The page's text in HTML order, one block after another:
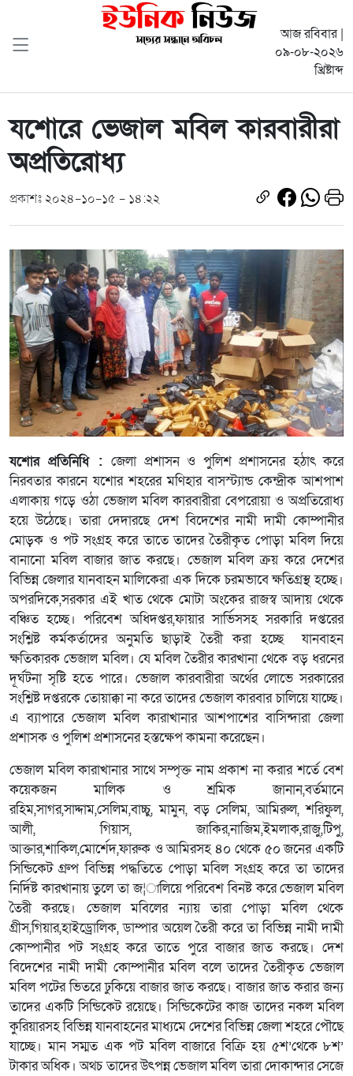
আজ রবিবার |
০৯-০৮-২০২৬
খ্রিষ্টাব্দ
যশোরে ভেজাল মবিল কারবারীরা
অপ্রতিরোধ্য
প্রকাশঃ ২০২৪-১০-১৫ - ১৪:২২
যশোর প্রতিনিধি :জেলা প্রশাসন ও পুলিশ প্রশাসনের হঠাৎ করে
নিরবতার কারনে যশোর শহরের মণিহার বাসস্ট্যান্ড কেন্দ্রীক আশপাশ
এলাকায় গড়ে ওঠা ভেজাল মবিল কারবারীরা বেপরোয়া ও অপ্রতিরোধ্য
হয়ে উঠেছে। তারা দেদারছে দেশ বিদেশের নামী দামী কোম্পানীর
মোড়ক ও পট সংগ্রহ করে তাতে তাদের তৈরীকৃত পোড়া মবিল দিয়ে
বানানো মবিল বাজার জাত করছে। ভেজাল মবিল ক্রয় করে দেশের
বিভিন্ন জেলার যানবাহন মালিকেরা এক দিকে চরমভাবে ক্ষতিগ্রস্থ হচ্ছে।
অপরদিকে,সরকার এই খাত থেকে মোটা অংকের রাজস্ব আদায় থেকে
বঞ্চিত হচ্ছে। পরিবেশ অধিদপ্তর,ফায়ার সার্ভিসসহ সরকারি দপ্তরের
সংশ্লিষ্ট কর্মকর্তাদের অনুমতি ছাড়াই তৈরী করা হচ্ছে যানবাহন
ক্ষতিকারক ভেজাল মবিল। যে মবিল তৈরীর কারখানা থেকে বড় ধরনের
দূর্ঘটনা সৃষ্টি হতে পারে। ভেজাল কারবারীরা অর্থের লোভে সরকারের
সংশ্লিষ্ট দপ্তরকে তোয়াক্কা না করে তাদের ভেজাল কারবার চালিয়ে যাচ্ছে।
এ ব্যাপারে ভেজাল মবিল কারাখানার আশপাশের বাসিন্দারা জেলা
প্রশাসক ও পুলিশ প্রশাসনের হস্তক্ষেপ কামনা করেছেন।
ভেজাল মবিল কারাখানার সাথে সম্পৃক্ত নাম প্রকাশ না করার শর্তে বেশ
কয়েকজন মালিক ও শ্রমিক জানান,বর্তমানে
রহিম,সাগর,সাদ্দাম,সেলিম,বাচ্চু, মামুন, বড় সেলিম, আমিরুল, শরিফুল,
আলী, গিয়াস, জাকির,নাজিম,ইমলাক,রাজু,টিপু,
আক্তার,শাকিল,মোর্শেদ,ফারুক ও আমিরসহ ৪০ থেকে ৫০ জনের একটি
সিন্ডিকেট গ্রুপ বিভিন্ন পদ্ধতিতে পোড়া মবিল সংগ্রহ করে তা তাদের
নির্দিষ্ট কারখানায় তুলে তা জ¦ালিয়ে পরিবেশ বিনষ্ট করে ভেজাল মবিল
তৈরী করছে। ভেজাল মবিলের ন্যায় তারা পোড়া মবিল থেকে
গ্রীস,গিয়ার,হাইড্রোলিক, ডাম্পার অয়েল তৈরী করে তা বিভিন্ন নামী দামী
কোম্পানীর পট সংগ্রহ করে তাতে পুরে বাজার জাত করছে। দেশ
বিদেশের নামী দামী কোম্পানীর মবিল বলে তাদের তৈরীকৃত ভেজাল
মবিল পটের ভিতরে ঢুকিয়ে বাজার জাত করছে। বাজার জাত করার জন্য
তাদের একটি সিন্ডিকেট রয়েছে। সিন্ডিকেটের কাজ তাদের নকল মবিল
কুরিয়ারসহ বিভিন্ন যানবাহনের মাধ্যমে দেশের বিভিন্ন জেলা শহরে পৌছে
যাচ্ছে। মান সম্মত এক পট মবিল বাজারে বিক্রি হয় ৫শ’থেকে ৮শ’
টাকার অধিক। অথচ তাদের উৎপন্ন ভেজাল মবিল তারা দোকান্দার সেজে